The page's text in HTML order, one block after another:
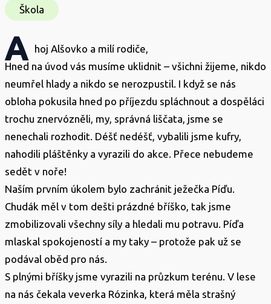
Škola
A
hoj Alšovko a milí rodiče,
Hned na úvod vás musíme uklidnit – všichni žijeme, nikdo
neumřel hlady a nikdo se nerozpustil. I když se nás
obloha pokusila hned po příjezdu spláchnout a dospěláci
trochu znervózněli, my, správná liščata, jsme se
nenechali rozhodit. Déšť nedéšť, vybalili jsme kufry,
nahodili pláštěnky a vyrazili do akce. Přece nebudeme
sedět v noře!
Naším prvním úkolem bylo zachránit ježečka Píďu.
Chudák měl v tom dešti prázdné bříško, tak jsme
zmobilizovali všechny síly a hledali mu potravu. Píďa
mlaskal spokojeností a my taky – protože pak už se
podával oběd pro nás.
S plnými bříšky jsme vyrazili na průzkum terénu. V lese
na nás čekala veverka Rózinka, která měla strašný